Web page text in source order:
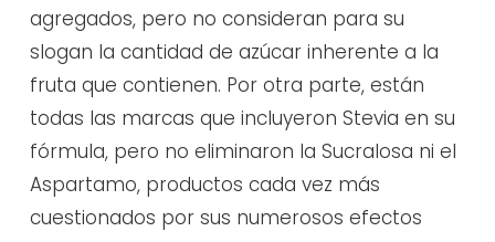
agregados, pero no consideran para su
slogan la cantidad de azúcar inherente a la
fruta que contienen. Por otra parte, están
todas las marcas que incluyeron Stevia en su
fórmula, pero no eliminaron la Sucralosa ni el
Aspartamo, productos cada vez más
cuestionados por sus numerosos efectos